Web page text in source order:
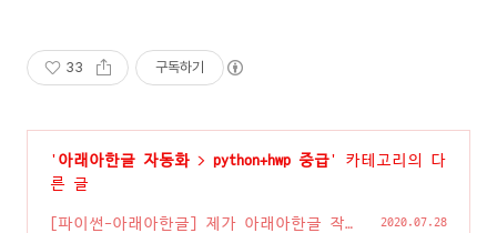
33 구독하기
' 아래아한글 자동화 > python+hwp 중급' 카테고리의 다
른 글
[파이썬-아래아한글] 제가 아래아한글 작
2020.07.28